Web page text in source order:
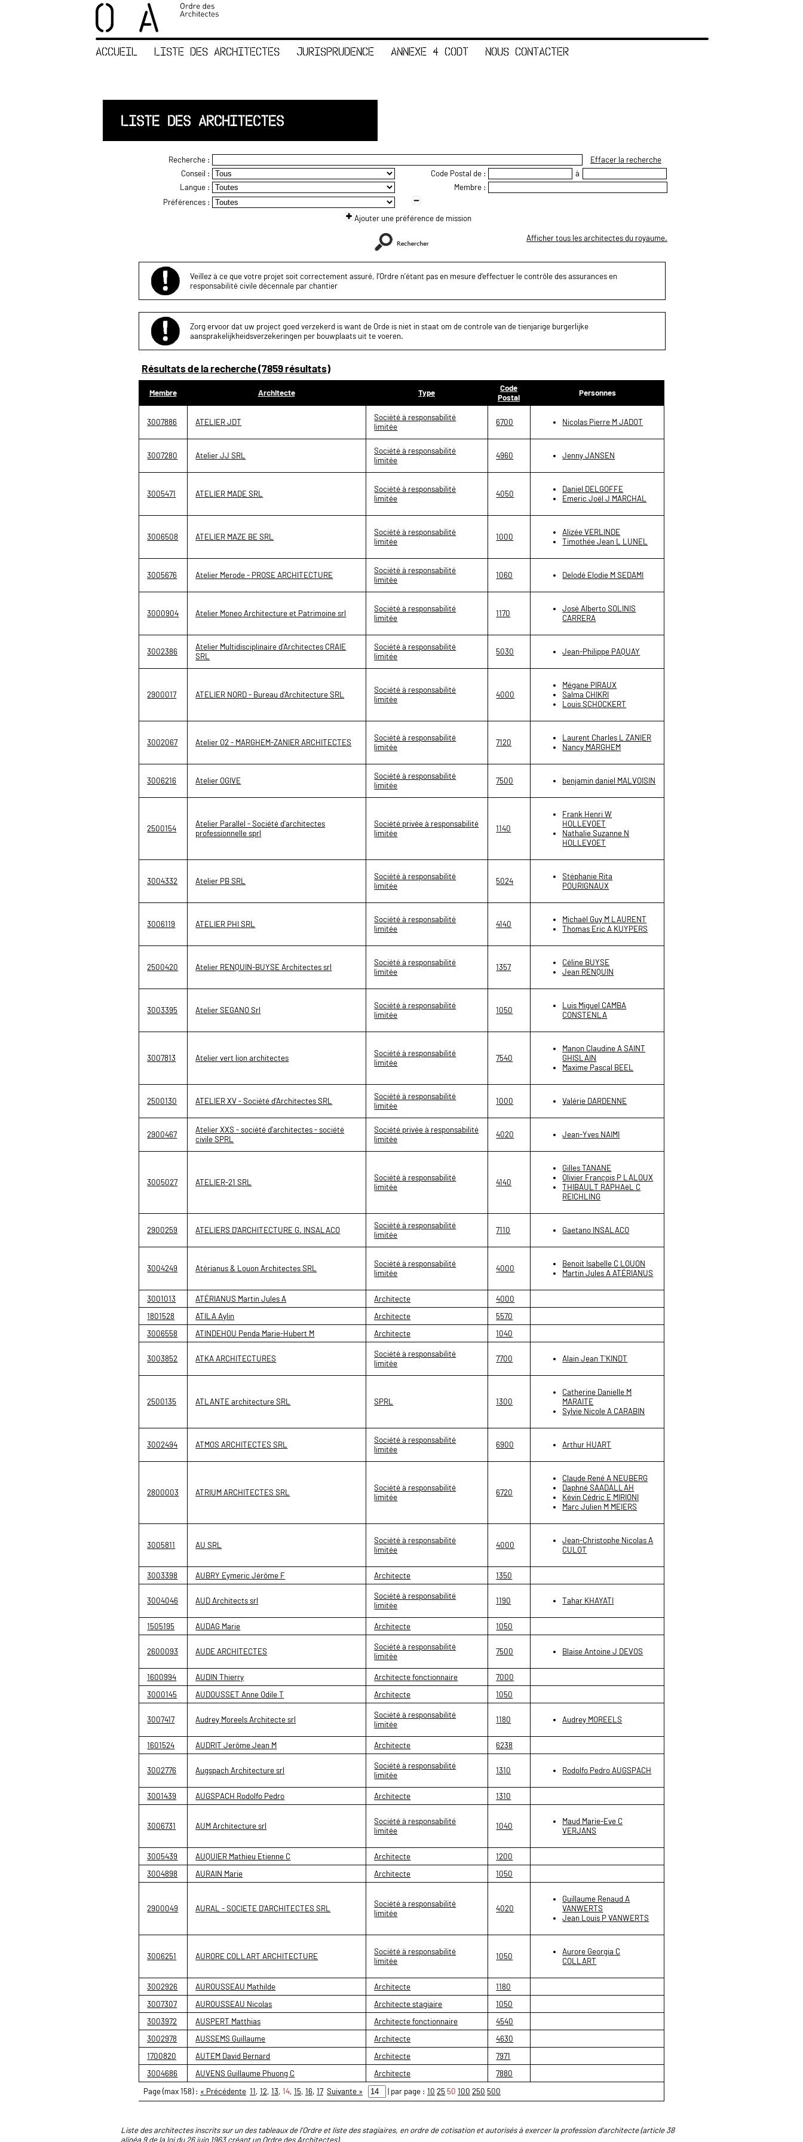
ACCUEIL LISTE DES ARCHITECTES JURISPRUDENCE ANNEXE 4 CODT NOUS CONTACTER
LISTE DES ARCHITECTES
Recherche :
Effacer la recherche
Conseil :
Code Postal de :
à
Langue :
Membre :
Préférences :
Ajouter une préférence de mission
Afficher tous les architectes du royaume.
Veillez à ce que votre projet soit correctement assuré, l’Ordre n’étant pas en mesure d’effectuer le contrôle des assurances en
responsabilité civile décennale par chantier
Zorg ervoor dat uw project goed verzekerd is want de Orde is niet in staat om de controle van de tienjarige burgerlijke
aansprakelijkheidsverzekeringen per bouwplaats uit te voeren.
Résultats de la recherche (7859 résultats)
Membre Architecte Type
Code
Postal
Personnes
3007886 ATELIER JDT
Société à responsabilité
limitée
6700 Nicolas Pierre M JADOT
3007280 Atelier JJ SRL
Société à responsabilité
limitée
4960 Jenny JANSEN
3005471 ATELIER MADE SRL
Société à responsabilité
limitée
4050
Daniel DELGOFFE
Emeric Joël J MARCHAL
3006508 ATELIER MAZE BE SRL
Société à responsabilité
limitée
1000
Alizée VERLINDE
Timothée Jean L LUNEL
3005676 Atelier Merode - PROSE ARCHITECTURE
Société à responsabilité
limitée
1060 Delodé Elodie M SEDAMI
3000904 Atelier Moneo Architecture et Patrimoine srl
Société à responsabilité
limitée
1170
José Alberto SOLINIS
CARRERA
3002386
Atelier Multidisciplinaire d'Architectes CRAIE
SRL
Société à responsabilité
limitée
5030 Jean-Philippe PAQUAY
2900017 ATELIER NORD - Bureau d'Architecture SRL
Société à responsabilité
limitée
4000
Mégane PIRAUX
Salma CHIKRI
Louis SCHOCKERT
3002067 Atelier O2 - MARGHEM-ZANIER ARCHITECTES
Société à responsabilité
limitée
7120
Laurent Charles L ZANIER
Nancy MARGHEM
3006216 Atelier OGIVE
Société à responsabilité
limitée
7500 benjamin daniel MALVOISIN
2500154
Atelier Parallel - Société d'architectes
professionnelle sprl
Société privée à responsabilité
limitée
1140
Frank Henri W
HOLLEVOET
Nathalie Suzanne N
HOLLEVOET
3004332 Atelier PB SRL
Société à responsabilité
limitée
5024
Stéphanie Rita
POURIGNAUX
3006119 ATELIER PHI SRL
Société à responsabilité
limitée
4140
Michaël Guy M LAURENT
Thomas Eric A KUYPERS
2500420 Atelier RENQUIN-BUYSE Architectes srl
Société à responsabilité
limitée
1357
Céline BUYSE
Jean RENQUIN
3003395 Atelier SEGANO Srl
Société à responsabilité
limitée
1050
Luis Miguel CAMBA
CONSTENLA
3007813 Atelier vert lion architectes
Société à responsabilité
limitée
7540
Manon Claudine A SAINT
GHISLAIN
Maxime Pascal BEEL
2500130 ATELIER XV - Société d'Architectes SRL
Société à responsabilité
limitée
1000 Valérie DARDENNE
2900467
Atelier XXS - société d'architectes - société
civile SPRL
Société privée à responsabilité
limitée
4020 Jean-Yves NAIMI
3005027 ATELIER-21 SRL
Société à responsabilité
limitée
4140
Gilles TANANE
Olivier François P LALOUX
THIBAULT RAPHAëL C
REICHLING
2900259 ATELIERS D'ARCHITECTURE G. INSALACO
Société à responsabilité
limitée
7110 Gaetano INSALACO
3004249 Atérianus & Louon Architectes SRL
Société à responsabilité
limitée
4000
Benoit Isabelle C LOUON
Martin Jules A ATÉRIANUS
3001013 ATÉRIANUS Martin Jules A Architecte
4000
1801528
ATILA Aylin Architecte
5570
3006558
ATINDEHOU Penda Marie-Hubert M Architecte 1040
3003852 ATKA ARCHITECTURES
Société à responsabilité
limitée
7700 Alain Jean T'KINDT
2500135 ATLANTE architecture SRL SPRL 1300
Catherine Danielle M
MARAITE
Sylvie Nicole A CARABIN
3002494 ATMOS ARCHITECTES SRL
Société à responsabilité
limitée
6900 Arthur HUART
2800003 ATRIUM ARCHITECTES SRL
Société à responsabilité
limitée
6720
Claude René A NEUBERG
Daphné SAADALLAH
Kévin Cédric E MIRIONI
Marc Julien M MEIERS
3005811 AU SRL
Société à responsabilité
limitée
4000
Jean-Christophe Nicolas A
CULOT
3003398 AUBRY Eymeric Jérôme F Architecte 1350
3004046 AUD Architects srl
Société à responsabilité
limitée
1190 Tahar KHAYATI
1505195 AUDAG Marie Architecte 1050
2600093 AUDE ARCHITECTES
Société à responsabilité
limitée
7500 Blaise Antoine J DEVOS
1600994 AUDIN Thierry Architecte fonctionnaire
7000
3000145
AUDOUSSET Anne Odile T Architecte 1050
3007417 Audrey Moreels Architecte srl
Société à responsabilité
limitée
1180 Audrey MOREELS
1601524 AUDRIT Jerôme Jean M Architecte 6238
3002776 Augspach Architecture srl
Société à responsabilité
limitée
1310 Rodolfo Pedro AUGSPACH
3001439 AUGSPACH Rodolfo Pedro Architecte 1310
3006731 AUM Architecture srl
Société à responsabilité
limitée
1040
Maud Marie-Eve C
VERJANS
3005439 AUQUIER Mathieu Etienne C Architecte
1200
3004898
AURAIN Marie Architecte 1050
2900049 AURAL - SOCIETE D'ARCHITECTES SRL
Société à responsabilité
limitée
4020
Guillaume Renaud A
VANWERTS
Jean Louis P VANWERTS
3006251 AURORE COLLART ARCHITECTURE
Société à responsabilité
limitée
1050
Aurore Georgia C
COLLART
3002926 AUROUSSEAU Mathilde Architecte
1180
3007307
AUROUSSEAU Nicolas Architecte stagiaire
1050
3003972
AUSPERT Matthias Architecte fonctionnaire
4540
3002978
AUSSEMS Guillaume Architecte
4630
1700820
AUTEM David Bernard Architecte
7971
3004686
AUVENS Guillaume Phuong C Architecte
7880
Page (max 158) : « Précédente 11, 12, 13, 14, 15, 16, 17 Suivante » | par page : 10 2550 100 250 500
Liste des architectes inscrits sur un des tableaux de l'Ordre et liste des stagiaires, en ordre de cotisation et autorisés à exercer la profession d'architecte (article 38
alinéa 9 de la loi du 26 juin 1963 créant un Ordre des Architectes).